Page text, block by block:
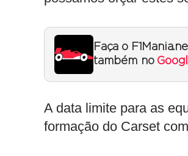
Faça o
também no
A data limite para as
formação do Carset